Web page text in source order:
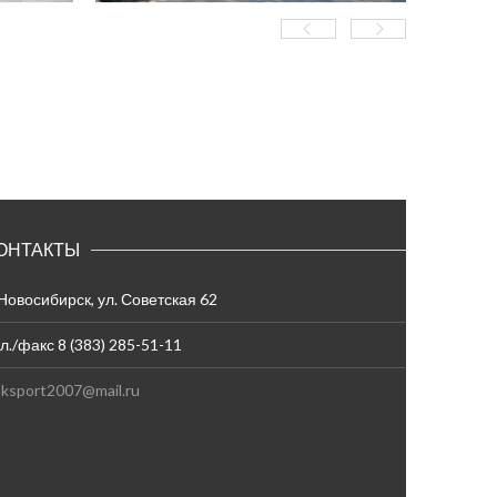
ул. Советская 62
факс 8 (383) 285-51-11